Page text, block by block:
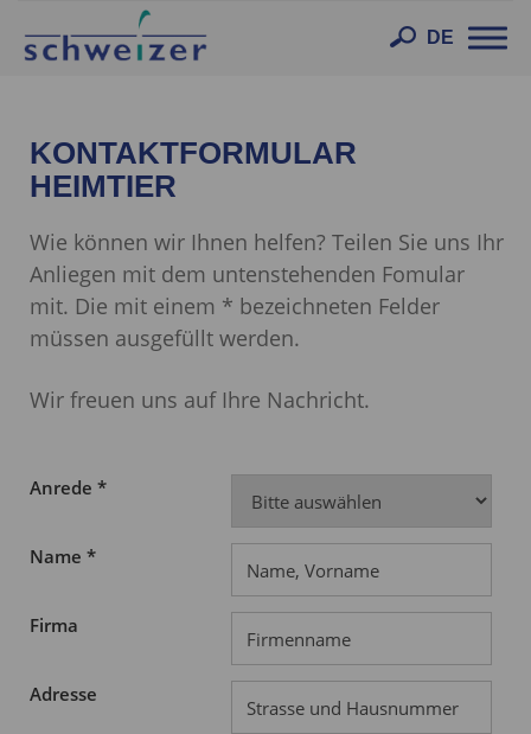
DE
KONTAKTFORMULAR
HEIMTIER
Wie können wir Ihnen helfen? Teilen Sie uns Ihr
Anliegen mit dem untenstehenden Fomular
mit. Die mit einem * bezeichneten Felder
müssen ausgefüllt werden.
Wir freuen uns auf Ihre Nachricht.
Anrede *
Name *
Firma
Adresse